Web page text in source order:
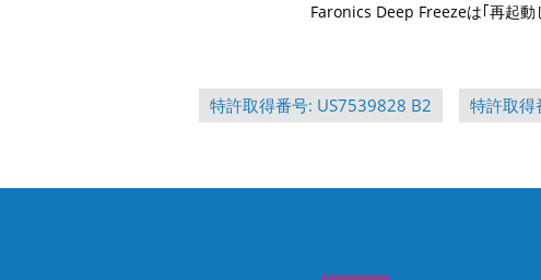
Faronics Deep Freezeは｢再起動
特許取得番号: US7539828 B2 特許取